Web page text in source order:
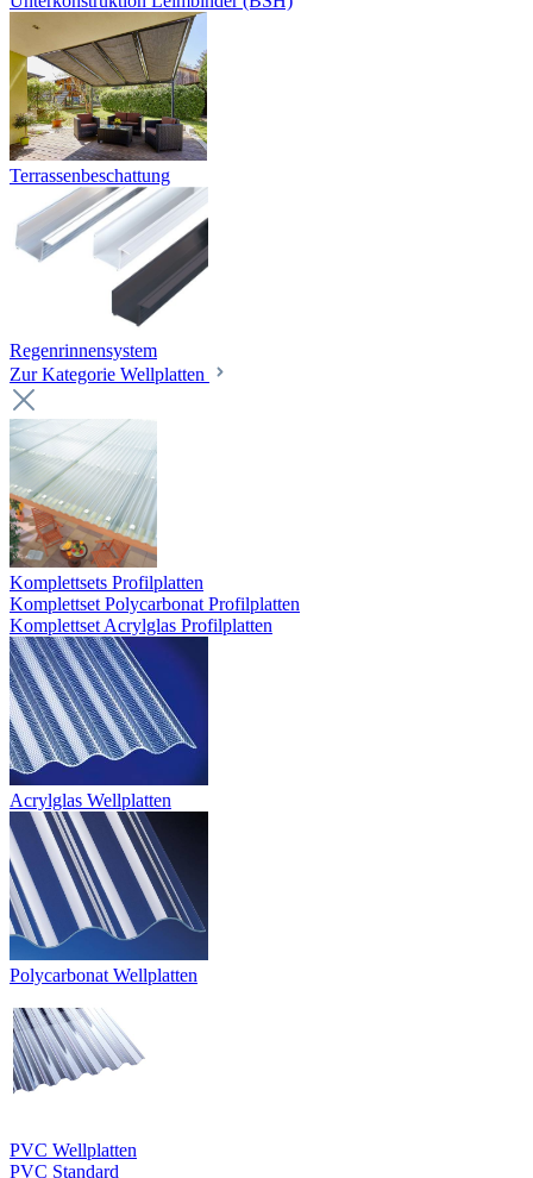
Terrassenbeschattung
Regenrinnensystem
Zur Kategorie Wellplatten
Komplettsets Profilplatten
Komplettset Polycarbonat Profilplatten
Komplettset Acrylglas Profilplatten
Acrylglas Wellplatten
Polycarbonat Wellplatten
PVC Wellplatten
PVC Standard